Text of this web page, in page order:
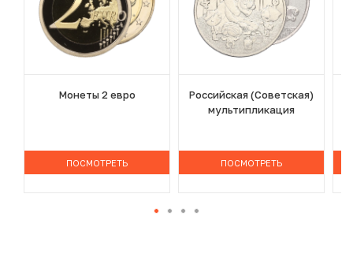
Монеты 2 евро
ПОСМОТРЕТЬ
Российская (Советская)
мультипликация
ПОСМОТРЕТЬ